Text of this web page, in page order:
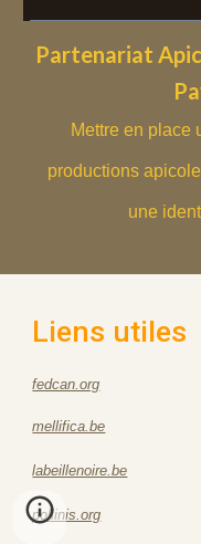
Partenariat
Mettre en place
productions
une
Liens utiles
fedcan.org
mellifica.be
labeillenoire.be
pollinis.org